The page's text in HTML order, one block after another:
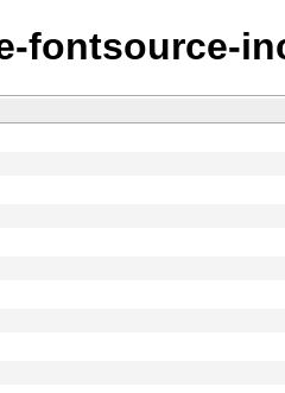
fontsource-